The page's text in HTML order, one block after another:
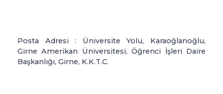
Posta Adresi : Üniversite Yolu, Karaoğlanoğlu,
Girne Amerikan Üniversitesi, Öğrenci İşleri Daire
Başkanlığı, Girne, K.K.T.C.